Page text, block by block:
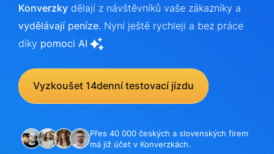
Konverzky dělají z návštěvníků vaše zákazníky a
vydělávají peníze. Nyní ještě rychleji a bez práce
díky pomoci AI
Vyzkoušet 14denní testovací jízdu
Přes 40 000 českých a slovenských firem
má již účet v Konverzkách.